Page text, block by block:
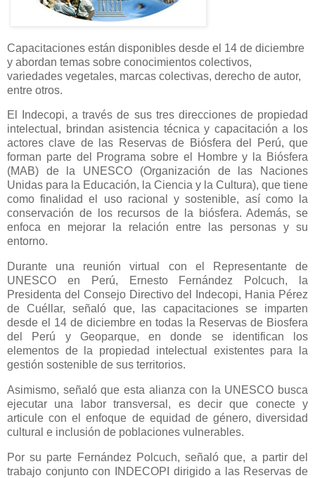
Capacitaciones están disponibles desde el 14 de diciembre
y abordan temas sobre conocimientos colectivos,
variedades vegetales, marcas colectivas, derecho de autor,
entre otros.
El Indecopi, a través de sus tres direcciones de propiedad
intelectual, brindan asistencia técnica y capacitación a los
actores clave de las Reservas de Biósfera del Perú, que
forman parte del Programa sobre el Hombre y la Biósfera
(MAB) de la UNESCO (Organización de las Naciones
Unidas para la Educación, la Ciencia y la Cultura), que tiene
como finalidad el uso racional y sostenible, así como la
conservación de los recursos de la biósfera. Además, se
enfoca en mejorar la relación entre las personas y su
entorno.
Durante una reunión virtual con el Representante de
UNESCO en Perú, Ernesto Fernández Polcuch, la
Presidenta del Consejo Directivo del Indecopi, Hania Pérez
de Cuéllar, señaló que, las capacitaciones se imparten
desde el 14 de diciembre en todas la Reservas de Biosfera
del Perú y Geoparque, en donde se identifican los
elementos de la propiedad intelectual existentes para la
gestión sostenible de sus territorios.
Asimismo, señaló que esta alianza con la UNESCO busca
ejecutar una labor transversal, es decir que conecte y
articule con el enfoque de equidad de género, diversidad
cultural e inclusión de poblaciones vulnerables.
Por su parte Fernández Polcuch, señaló que, a partir del
trabajo conjunto con INDECOPI dirigido a las Reservas de